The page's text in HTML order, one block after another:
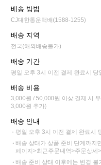
배송 방법
CJ대한통운택배(1588-1255)
배송 지역
전국(해외배송불가)
배송 기간
평일 오후 3시 이전 결제 완료시
배송 비용
3,000원 / 50,000원 이상 결제 시
3,000원 추가)
배송 안내
평일 오후 3시 이전 결제 완료시
배송 상태가 상품 준비 단계까지
페이지>최근주문내역>주문상세
배송 준비 상태 이후에는 변경